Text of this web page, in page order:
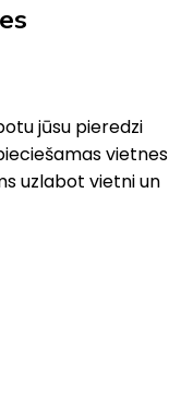
jūsu pieredzi
vietnes
uzlabot vietni un